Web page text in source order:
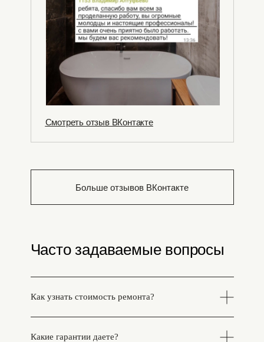
Смотреть отзыв ВКонтакте
Больше отзывов ВКонтакте
Часто задаваемые вопросы
Как узнать стоимость ремонта?
Какие гарантии даете?